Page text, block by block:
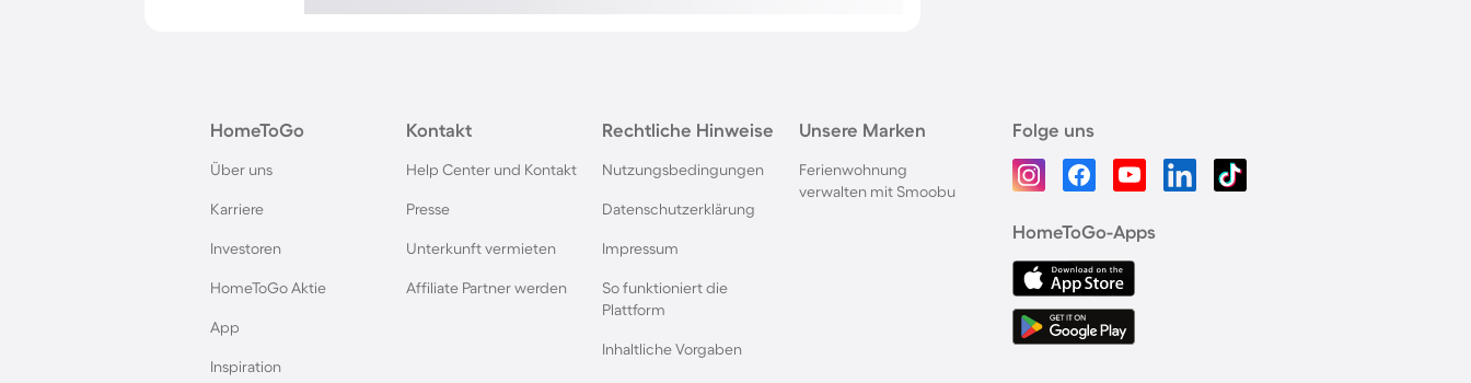
HomeToGo
Über uns
Karriere
Investoren
HomeToGo Aktie
App
Inspiration
Kontakt
Help Center und Kontakt
Presse
Unterkunft vermieten
Affiliate Partner werden
Rechtliche Hinweise
Nutzungsbedingungen
Datenschutzerklärung
Impressum
So funktioniert die
Plattform
Inhaltliche Vorgaben
Unsere Marken
Ferienwohnung
verwalten mit Smoobu
Folge uns
HomeToGo-Apps